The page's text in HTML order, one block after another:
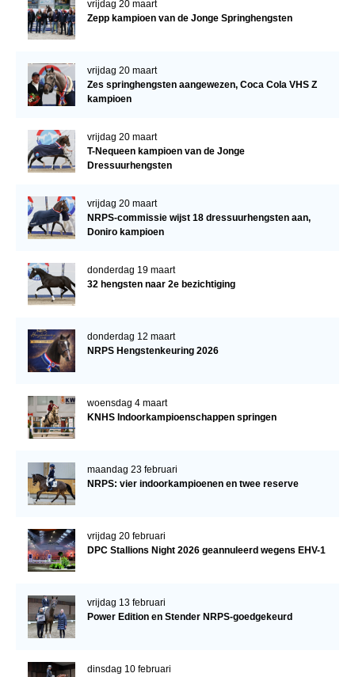
vrijdag 20 maart
Zepp kampioen van de Jonge Springhengsten
vrijdag 20 maart
Zes springhengsten aangewezen, Coca Cola VHS Z
kampioen
vrijdag 20 maart
T-Nequeen kampioen van de Jonge
Dressuurhengsten
vrijdag 20 maart
NRPS-commissie wijst 18 dressuurhengsten aan,
Doniro kampioen
donderdag 19 maart
32 hengsten naar 2e bezichtiging
donderdag 12 maart
NRPS Hengstenkeuring 2026
woensdag 4 maart
KNHS Indoorkampioenschappen springen
maandag 23 februari
NRPS: vier indoorkampioenen en twee reserve
vrijdag 20 februari
DPC Stallions Night 2026 geannuleerd wegens EHV-1
vrijdag 13 februari
Power Edition en Stender NRPS-goedgekeurd
dinsdag 10 februari